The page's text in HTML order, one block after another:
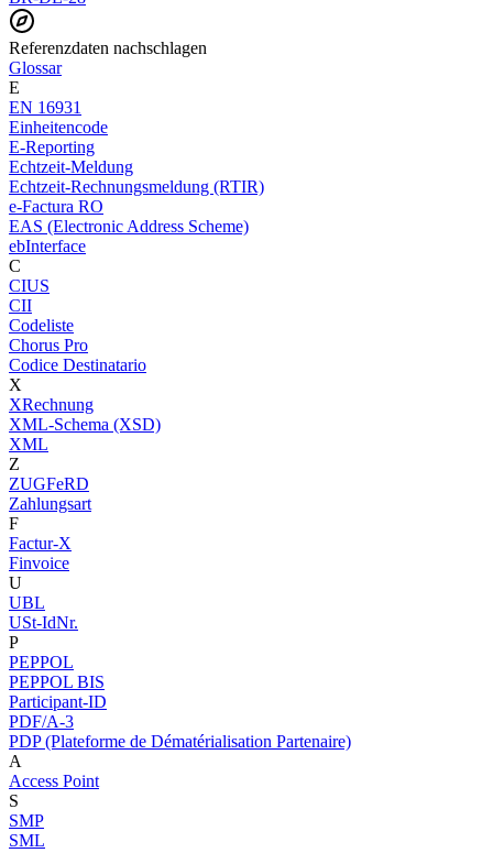
Referenzdaten nachschlagen
Glossar
E
EN 16931
Einheitencode
E-Reporting
Echtzeit-Meldung
Echtzeit-Rechnungsmeldung (RTIR)
e-Factura RO
EAS (Electronic Address Scheme)
ebInterface
C
CIUS
CII
Codeliste
Chorus Pro
Codice Destinatario
X
XRechnung
XML-Schema (XSD)
XML
Z
ZUGFeRD
Zahlungsart
F
Factur-X
Finvoice
U
UBL
USt-IdNr.
P
PEPPOL
PEPPOL BIS
Participant-ID
PDF/A-3
PDP (Plateforme de Dématérialisation Partenaire)
A
Access Point
S
SMP
SML